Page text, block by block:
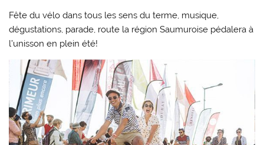
Fête du vélo dans tous les sens du terme, musique,
dégustations, parade, route la région Saumuroise pédalera à
l’unisson en plein été!